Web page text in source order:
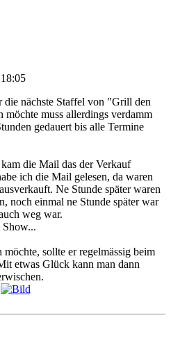
nächste Staffel von "Grill den
möchte muss allerdings verdamm
gedauert bis alle Termine
die Mail das der Verkauf
ich die Mail gelesen, da waren
Ne Stunde später waren
noch einmal ne Stunde später war
weg war.
Show...
sollte er regelmässig beim
etwas Glück kann man dann